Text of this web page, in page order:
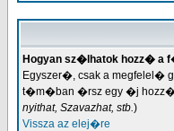
Hogyan sz�lhatok hozz� a
Egyszer�, csak a megfelel�
t�m�ban �rsz egy �j
nyithat, Szavazhat, stb.)
Vissza az elej�re